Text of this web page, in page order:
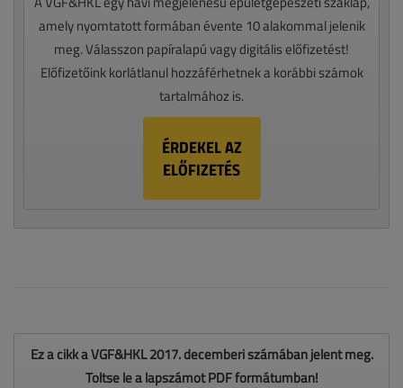
amely nyomtatott formában évente 10 alakommal jelenik
meg. Válasszon papíralapú vagy digitális előfizetést!
Előfizetőink korlátlanul hozzáférhetnek a korábbi számok
tartalmához is.
ÉRDEKEL AZ
ELŐFIZETÉS
Ez a cikk a VGF&HKL 2017. decemberi számában jelent meg.
Töltse le a lapszámot PDF formátumban!